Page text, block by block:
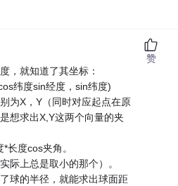
，就知道了其坐标：
纬度sin经度，sin纬度)
为X，Y（同时对应起点在原
想求出X,Y这两个向量的夹
长度cos夹角。
际上总是取小的那个）。
球的半径，就能求出球面距
赞